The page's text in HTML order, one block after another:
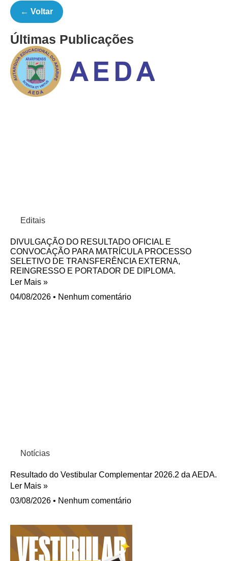
← Voltar
Últimas Publicações
Editais
DIVULGAÇÃO DO RESULTADO OFICIAL E
CONVOCAÇÃO PARA MATRÍCULA PROCESSO
SELETIVO DE TRANSFERÊNCIA EXTERNA,
REINGRESSO E PORTADOR DE DIPLOMA.
Ler Mais »
04/08/2026
Nenhum comentário
Notícias
Resultado do Vestibular Complementar 2026.2 da AEDA.
Ler Mais »
03/08/2026
Nenhum comentário